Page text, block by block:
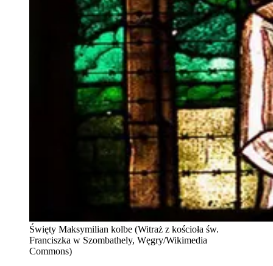
Święty Maksymilian kolbe (Witraż z kościoła św.
Franciszka w Szombathely, Węgry/Wikimedia
Commons)